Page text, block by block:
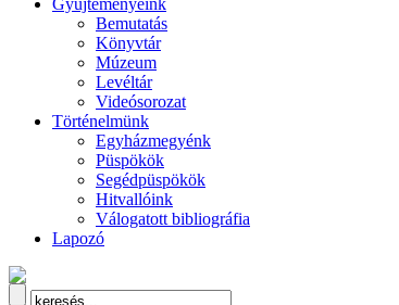
Gyűjteményeink
Bemutatás
Könyvtár
Múzeum
Levéltár
Videósorozat
Történelmünk
Egyházmegyénk
Püspökök
Segédpüspökök
Hitvallóink
Válogatott bibliográfia
Lapozó